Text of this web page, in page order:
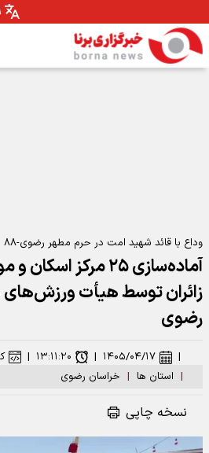
وداع با قائد شهید امت در حرم مطهر رضوی-۸۸
آماده‌سازی ۲۵ مرکز
زائران توسط هیأت ورزش‌های
رضوی
| استان ها | خراسان رضوی
| ۱۴۰۵/۰۴/۱۷ | ۱۳:۱۱:۲۰ |
نسخه چاپی